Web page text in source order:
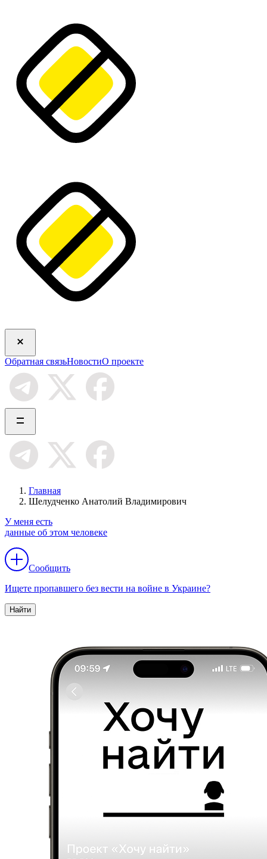
Обратная связьНовостиО проекте
Главная
Шелудченко Анатолий Владимирович
У меня есть
данные об этом человеке
Сообщить
Ищете пропавшего без вести на войне в Украине?
Найти